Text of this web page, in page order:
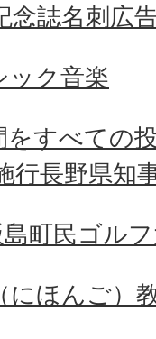
念誌名刺広
ック音楽
すべての
行長野県知
町民ゴル
ほんご）